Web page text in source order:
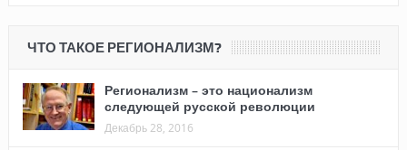
ЧТО ТАКОЕ РЕГИОНАЛИЗМ?
Регионализм – это национализм
следующей русской революции
Декабрь 28, 2016